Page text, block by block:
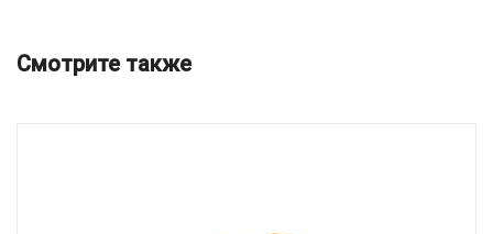
Смотрите также